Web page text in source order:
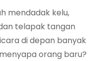
mendadak kelu,
telapak tangan
di depan banyak
orang baru?